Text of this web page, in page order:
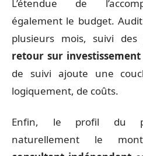
L’étendue de
également le budget.
plusieurs mois, suivi des
retour sur investissement
de suivi ajoute une
logiquement, de coûts.
Enfin, le profil du
naturellement le